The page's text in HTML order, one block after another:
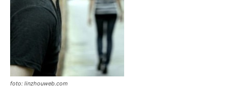
foto: linzhouweb.com